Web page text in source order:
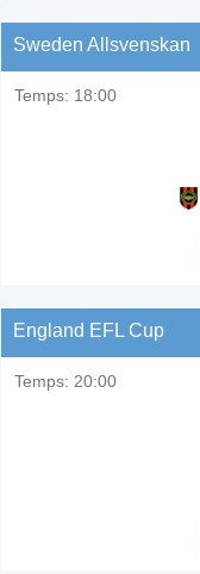
Sweden Allsvenskan
Temps: 18:00
England EFL Cup
Temps: 20:00